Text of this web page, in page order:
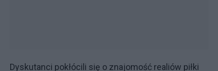
Dyskutanci pokłócili się o znajomość realiów piłki